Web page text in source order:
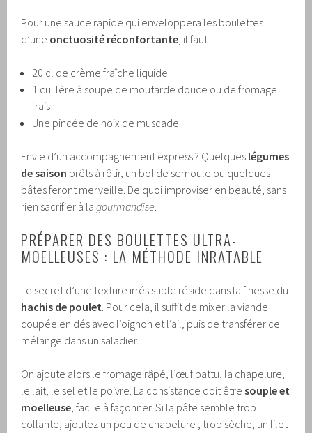
Pour une sauce rapide qui enveloppera les boulettes
d’une onctuosité réconfortante, il faut :
20 cl de crème fraîche liquide
1 cuillère à soupe de moutarde douce ou de fromage
frais
Une pincée de noix de muscade
Envie d’un accompagnement express ? Quelques légumes
de saison prêts à rôtir, un bol de semoule ou quelques
pâtes feront merveille. De quoi improviser en beauté, sans
rien sacrifier à lagourmandise.
PRÉPARER DES BOULETTES ULTRA-
MOELLEUSES : LA MÉTHODE INRATABLE
Le secret d’une texture irrésistible réside dans la finesse du
hachis de poulet. Pour cela, il suffit de mixer la viande
coupée en dés avec l’oignon et l’ail, puis de transférer ce
mélange dans un saladier.
On ajoute alors le fromage râpé, l’œuf battu, la chapelure,
le lait, le sel et le poivre. La consistance doit êtresouple et
moelleuse, facile à façonner. Si la pâte semble trop
collante, ajoutez un peu de chapelure ; trop sèche, un filet